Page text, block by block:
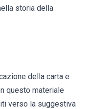
storia della
della carta e
questo materiale
verso la suggestiva